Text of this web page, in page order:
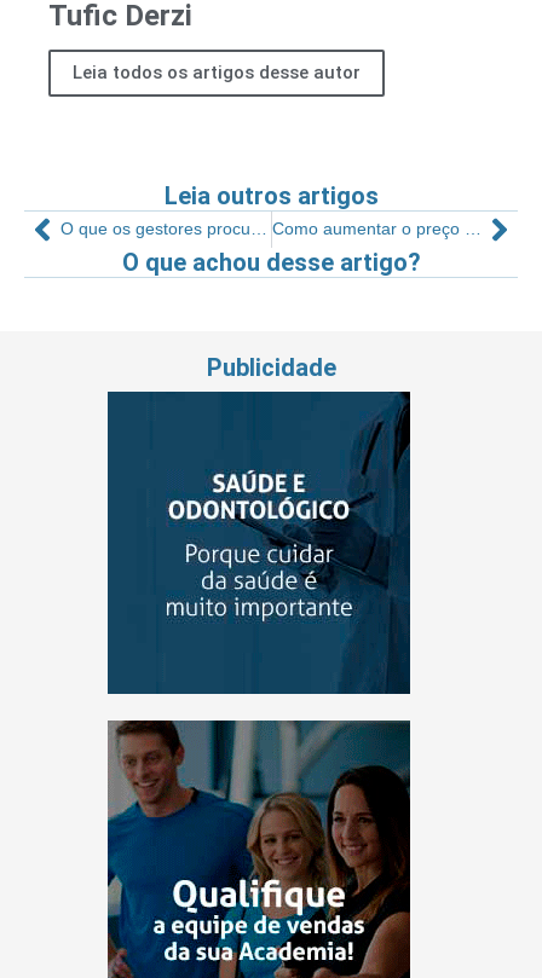
Tufic Derzi
Leia todos os artigos desse autor
Leia outros artigos
O que os gestores procuram em um candidato? Como aumentar o preço do seu serviço
O que achou desse artigo?
Publicidade